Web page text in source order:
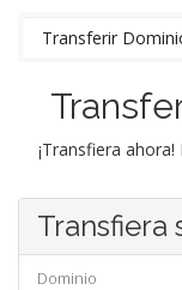
¡Transfiera
Transfiera
Dominio